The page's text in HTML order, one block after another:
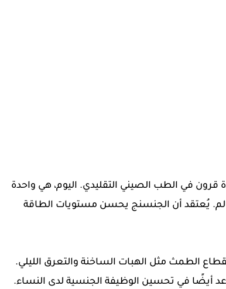
في الطب الصيني التقليدي. اليوم، هي واحدة
يُعتقد أن الجنسنج يحسن مستويات الطاقة
الطمث مثل الهبات الساخنة والتعرق الليلي.
أيضًا في تحسين الوظيفة الجنسية لدى النساء.